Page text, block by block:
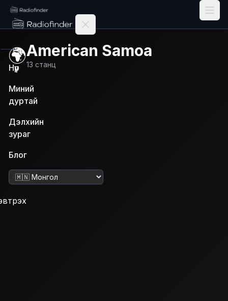
Radiofinder home
Нүүр
Миний
дуртай
Дэлхийн
зураг
Блог
Хэл солих
🌍American Samoa
13 станц